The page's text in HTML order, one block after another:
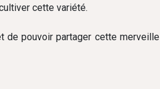
cette variété.
de pouvoir partager cette merveille